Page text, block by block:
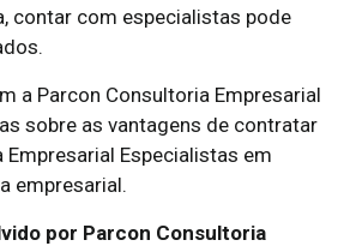
contar com especialistas pode
a Parcon Consultoria Empresarial
sobre as vantagens de contratar
Empresarial Especialistas em
empresarial.
por Parcon Consultoria